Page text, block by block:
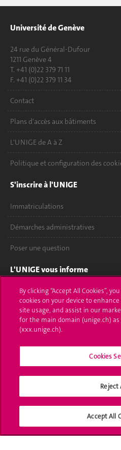
Université de Genève
24 rue du Général-Dufour
1211 Genève 4
T. +41 (0)22 379 71 11
F. +41 (0)22 379 11 34
Contact
Plans d'accès aux bâtiments
L'UNIGE de A à Z
Politique et configuration des
S'inscrire à l'UNIGE
Immatriculations
Démarches administratives
Poser une question
L'UNIGE vous informe
UNIGE Mobile
Médias
Offres d'emploi
Calendrier académique
Médias sociaux UNIGE
By clicking “Accept All Cookies”,
cookies on your device to
site usage, and assist in our
for the main domain (unige.ch)
(xxx.unige.ch).
Cookies
Reject
Accept All